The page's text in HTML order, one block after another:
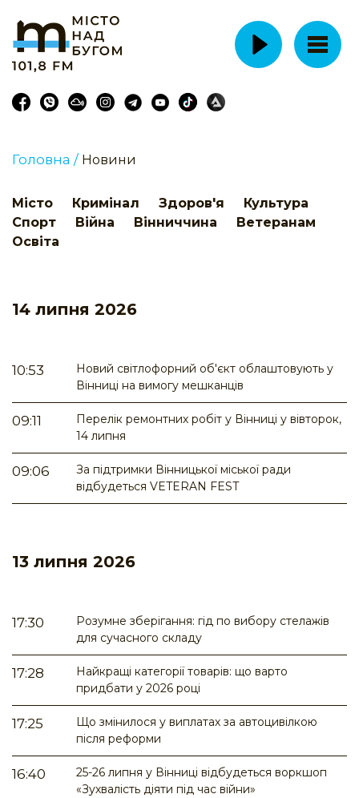
Головна / Новини
Місто Кримінал Здоров'я
Культура
Спорт
Війна Вінниччина
Ветеранам
Освіта
14 липня 2026
10:53
Новий світлофорний об'єкт облаштовують у
Вінниці на вимогу мешканців
09:11
Перелік ремонтних робіт у Вінниці у вівторок,
14 липня
09:06
За підтримки Вінницької міської ради
відбудеться VETERAN FEST
13 липня 2026
17:30
Розумне зберігання: гід по вибору стелажів
для сучасного складу
17:28
Найкращі категорії товарів: що варто
придбати у 2026 році
17:25
Що змінилося у виплатах за автоцивілкою
після реформи
16:40
25-26 липня у Вінниці відбудеться воркшоп
«Зухвалість діяти під час війни»